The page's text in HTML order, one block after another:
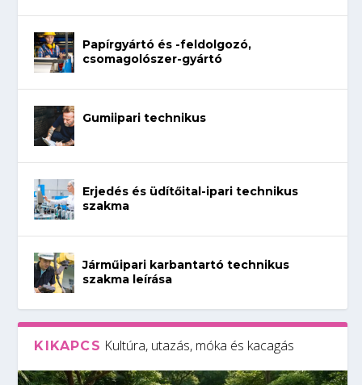
Papírgyártó és -feldolgozó,
csomagolószer-gyártó
Gumiipari technikus
Erjedés és üdítőital-ipari technikus
szakma
Járműipari karbantartó technikus
szakma leírása
KIKAPCS Kultúra, utazás, móka és kacagás